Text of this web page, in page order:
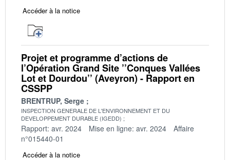
Accéder à la notice
Projet et programme d’actions de
l’Opération Grand Site ’’Conques Vallées
Lot et Dourdou’’ (Aveyron) - Rapport en
CSSPP
BRENTRUP, Serge
INSPECTION GENERALE DE L'ENVIRONNEMENT ET DU
DEVELOPPEMENT DURABLE (IGEDD)
Rapport: avr. 2024 Mise en ligne: avr. 2024
Affaire
n°015440-01
Accéder à la notice